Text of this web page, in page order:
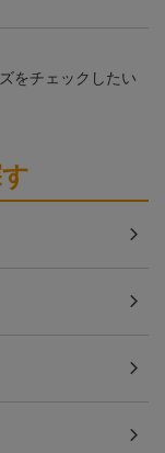
をチェックしたい